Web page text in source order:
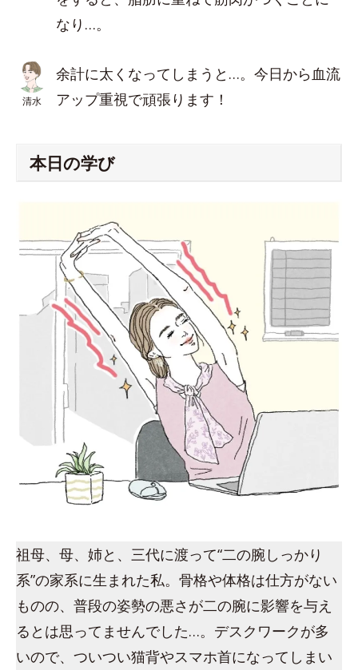
なり…。
清水
余計に太くなってしまうと…。今日から血流
アップ重視で頑張ります！
本日の学び
祖母、母、姉と、三代に渡って“二の腕しっかり
系”の家系に生まれた私。骨格や体格は仕方がない
ものの、普段の姿勢の悪さが二の腕に影響を与え
るとは思ってませんでした…。デスクワークが多
いので、ついつい猫背やスマホ首になってしまい